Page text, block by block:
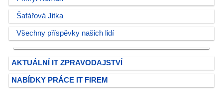
Šafářová Jitka
Všechny příspěvky našich lidí
AKTUÁLNÍ IT ZPRAVODAJSTVÍ
NABÍDKY PRÁCE IT FIREM